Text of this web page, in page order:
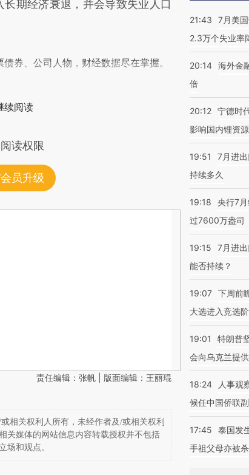
期经济衰退，并会导致失业人口
券、公司人物，财经数据尽在掌握。
续阅读
读权限
员升级
责任编辑：张帆 | 版面编辑：王丽琨
相关权利人所有，未经作者及/或相关权利
关媒体的网站信息内容转载授权并不包括
场和观点。
21:43
7月美
2.3万个失业率
20:14 海外金
倍
20:12 宁德时
影响国内锂资
19:51
7月进
持续多久
19:18
央行7
过7600万盎司
19:15
7月进
能否持续？
19:07 下周前
大选进入竞选
19:01
特朗普
会向乌克兰提
18:24
人事观
候任中国侨联
17:45
泰国发
手祖父母亦被杀